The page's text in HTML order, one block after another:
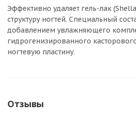
Эффективно удаляет гель-лак
структуру ногтей. Специальный
добавлением увлажняющего
гидрогенизированного
ногтевую пластину.
Отзывы